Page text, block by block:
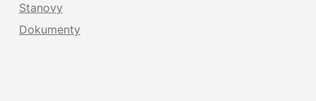
Stanovy
Dokumenty